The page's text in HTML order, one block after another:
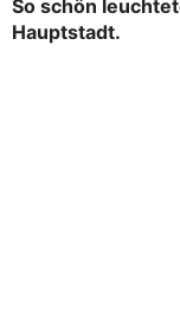
So schön
Hauptstadt.